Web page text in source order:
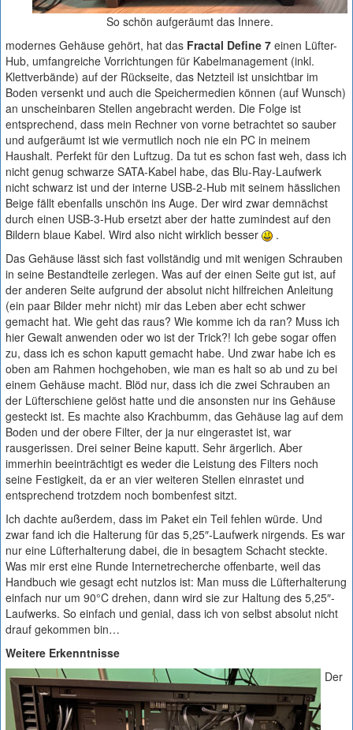
So schön aufgeräumt das Innere.
modernes Gehäuse gehört, hat das Fractal Define 7 einen Lüfter-
Hub, umfangreiche Vorrichtungen für Kabelmanagement (inkl.
Klettverbände) auf der Rückseite, das Netzteil ist unsichtbar im
Boden versenkt und auch die Speichermedien können (auf Wunsch)
an unscheinbaren Stellen angebracht werden. Die Folge ist
entsprechend, dass mein Rechner von vorne betrachtet so sauber
und aufgeräumt ist wie vermutlich noch nie ein PC in meinem
Haushalt. Perfekt für den Luftzug. Da tut es schon fast weh, dass ich
nicht genug schwarze SATA-Kabel habe, das Blu-Ray-Laufwerk
nicht schwarz ist und der interne USB-2-Hub mit seinem hässlichen
Beige fällt ebenfalls unschön ins Auge. Der wird zwar demnächst
durch einen USB-3-Hub ersetzt aber der hatte zumindest auf den
Bildern blaue Kabel. Wird also nicht wirklich besser
.
Das Gehäuse lässt sich fast vollständig und mit wenigen Schrauben
in seine Bestandteile zerlegen. Was auf der einen Seite gut ist, auf
der anderen Seite aufgrund der absolut nicht hilfreichen Anleitung
(ein paar Bilder mehr nicht) mir das Leben aber echt schwer
gemacht hat. Wie geht das raus? Wie komme ich da ran? Muss ich
hier Gewalt anwenden oder wo ist der Trick?! Ich gebe sogar offen
zu, dass ich es schon kaputt gemacht habe. Und zwar habe ich es
oben am Rahmen hochgehoben, wie man es halt so ab und zu bei
einem Gehäuse macht. Blöd nur, dass ich die zwei Schrauben an
der Lüfterschiene gelöst hatte und die ansonsten nur ins Gehäuse
gesteckt ist. Es machte also Krachbumm, das Gehäuse lag auf dem
Boden und der obere Filter, der ja nur eingerastet ist, war
rausgerissen. Drei seiner Beine kaputt. Sehr ärgerlich. Aber
immerhin beeinträchtigt es weder die Leistung des Filters noch
seine Festigkeit, da er an vier weiteren Stellen einrastet und
entsprechend trotzdem noch bombenfest sitzt.
Ich dachte außerdem, dass im Paket ein Teil fehlen würde. Und
zwar fand ich die Halterung für das 5,25″-Laufwerk nirgends. Es war
nur eine Lüfterhalterung dabei, die in besagtem Schacht steckte.
Was mir erst eine Runde Internetrecherche offenbarte, weil das
Handbuch wie gesagt echt nutzlos ist: Man muss die Lüfterhalterung
einfach nur um 90°C drehen, dann wird sie zur Haltung des 5,25″-
Laufwerks. So einfach und genial, dass ich von selbst absolut nicht
drauf gekommen bin…
Weitere Erkenntnisse
Der